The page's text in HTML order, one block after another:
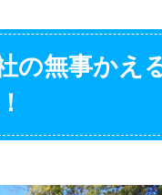
の無事かえ